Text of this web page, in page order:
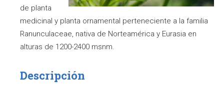
de planta
medicinal y planta ornamental perteneciente a la familia
Ranunculaceae, nativa de Norteamérica y Eurasia en
alturas de 1200-2400 msnm.
Descripción